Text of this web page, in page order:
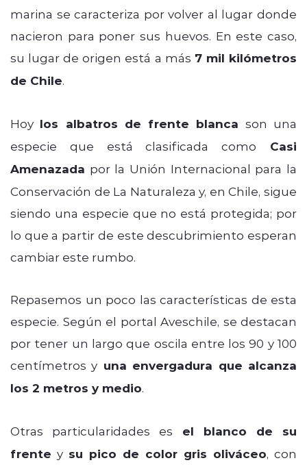
marina se caracteriza por volver al lugar donde
nacieron para poner sus huevos. En este caso,
su lugar de origen está a más 7 mil kilómetros
de Chile.
Hoy los albatros de frente blanca son una
especie que está clasificada como Casi
Amenazada por la Unión Internacional para la
Conservación de La Naturaleza y, en Chile, sigue
siendo una especie que no está protegida; por
lo que a partir de este descubrimiento esperan
cambiar este rumbo.
Repasemos un poco las características de esta
especie. Según el portal Aveschile, se destacan
por tener un largo que oscila entre los 90 y 100
centímetros y una envergadura que alcanza
los 2 metros y medio.
Otras particularidades es el blanco de su
frente y su pico de color gris oliváceo, con